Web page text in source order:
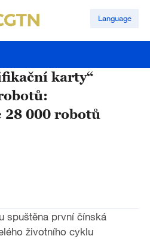
Language
karty“
000 robotů
spuštěna první čínská
životního cyklu